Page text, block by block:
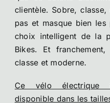
clientèle. Sobre,
pas et masque bien
choix intelligent de la
Bikes. Et
classe et moderne.
Ce vélo électrique
disponible dans les